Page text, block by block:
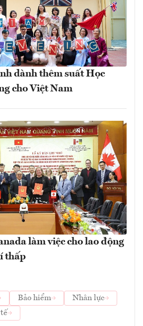
dành thêm suất Học
cho Việt Nam
làm việc cho lao động
thấp
Bảo hiểm
Nhân lực